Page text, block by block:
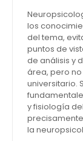
los
del tema,
puntos de
de análisis y
área, pero
universitario.
y fisiología
la